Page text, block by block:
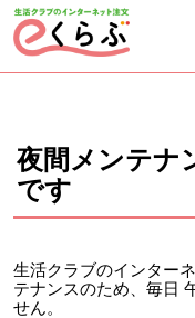
ページの先頭です。
夜間メンテナ
です
生活クラブのインター
テナンスのため、毎日
せん。